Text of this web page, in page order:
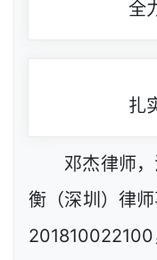
全
扎
邓杰律师
衡（深圳）律